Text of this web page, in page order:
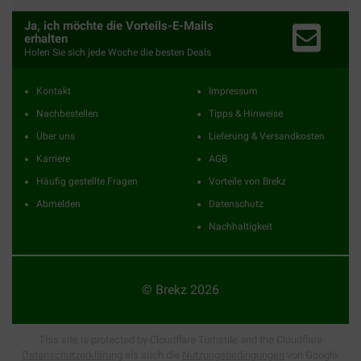
Ja, ich möchte die Vorteils-E-Mails
erhalten
Holen Sie sich jede Woche die besten Deals
Kontakt
Nachbestellen
Über uns
Karriere
Häufig gestellte Fragen
Abmelden
Impressum
Tipps & Hinweise
Lieferung & Versandkosten
AGB
Vorteile von Brekz
Datenschutz
Nachhaltigkeit
© Brekz 2026